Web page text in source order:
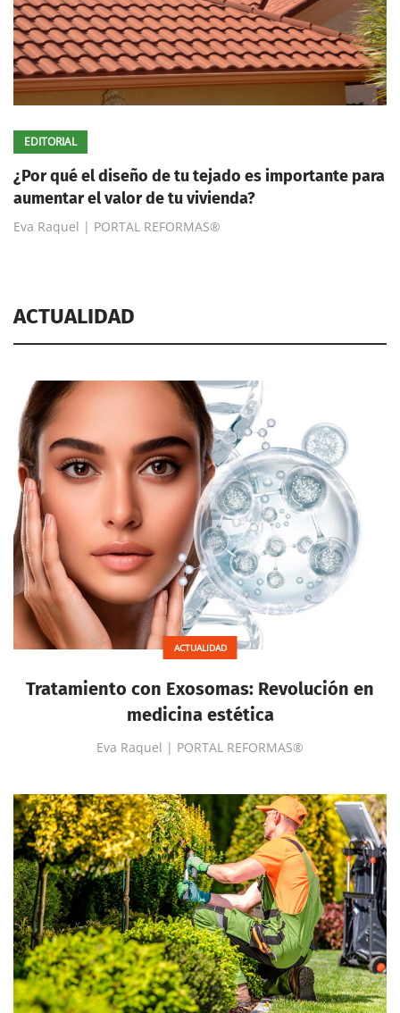
EDITORIAL
¿Por qué el diseño de tu tejado es importante para
aumentar el valor de tu vivienda?
Eva Raquel | PORTAL REFORMAS®
ACTUALIDAD
ACTUALIDAD
Tratamiento con Exosomas: Revolución en
medicina estética
Eva Raquel | PORTAL REFORMAS®